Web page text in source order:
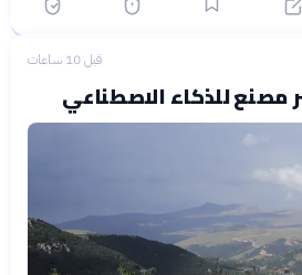
قبل 10 ساعات
مصنع للذكاء الاصطناعي